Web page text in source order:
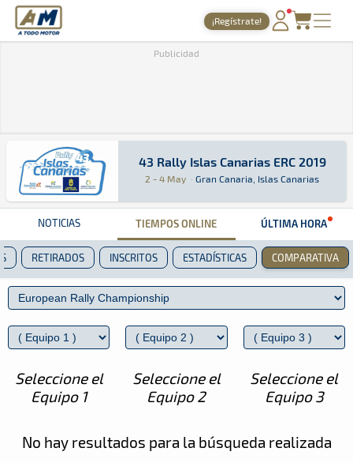
A Todo Motor · Revista del motor desde 1999
¡Regístrate!
GALERÍAS
TIENDA
ARCHIVO
Publicidad
43 Rally Islas Canarias ERC 2019
43 Rally Islas Canarias ERC 2019
2 - 4 May · Gran Canaria, Islas Canarias
ERC · 43 Rally Islas Canarias ERC 2019:
Gran Canaria, Islas CanariasGran Canaria,
NOTICIAS TIEMPOS ONLINE ÚLTIMA HORA
RETIRADOS INSCRITOS ESTADÍSTICAS COMPARATIVA
Seleccione el
Equipo 1
Seleccione el
Equipo 2
Seleccione el
Equipo 3
No hay resultados para la búsqueda realizada